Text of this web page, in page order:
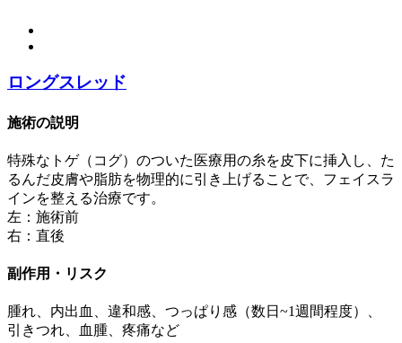
ロングスレッド
施術の説明
特殊なトゲ（コグ）のついた医療用の糸を皮下に挿入し、た
るんだ皮膚や脂肪を物理的に引き上げることで、フェイスラ
インを整える治療です。
左：施術前
右：直後
副作用・リスク
腫れ、内出血、違和感、つっぱり感（数日~1週間程度）、
引きつれ、血腫、疼痛など